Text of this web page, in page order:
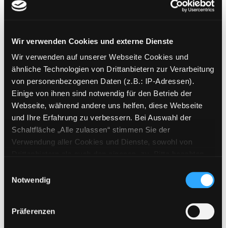
Wir verwenden Cookies und externe Dienste
Wir verwenden auf unserer Webseite Cookies und
ähnliche Technologien von Drittanbietern zur Verarbeitung
von personenbezogenen Daten (z.B.: IP-Adressen).
Einige von ihnen sind notwendig für den Betrieb der
Webseite, während andere uns helfen, diese Webseite
und Ihre Erfahrung zu verbessern. Bei Auswahl der
Schaltfläche „Alle zulassen“ stimmen Sie der
Verwendung aller Cookies und Dienste, sowohl von
Cookies von Drittanbietern, eine Verarbeitung in
unsicheren Drittländern (Länder außerhalb des EWR
ohne adäquates Datenschutzniveau) stattfinden kann. In
diesem Zusammenhang können aktuell Risiken für
Notwendig
Präferenzen
Exemplar-Details von Kroatisch gehirn-
Kroatisch gehirn-gerecht
1 Basis. Rascher Lernerfolg
Verfasser:Birkenbihl, Vera F.Suche nach
Jahr:2008Verlag: Graz, Bizzons
Reihe:Audio-Sprachkurs; 1
Exemplar-Details von Gospodin monstrum
Mediengruppe:Belletristik
Gospodin monstrum
Verfasser:Wells, DanSuche nach diesem
Exemplar-Details von Ides mi na zivce!
Suche nach